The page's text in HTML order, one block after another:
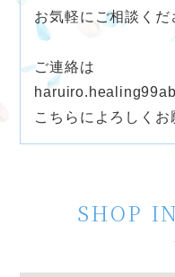
お気軽にご相談くだ
ご連絡は
こちらによろしくお
SHOP